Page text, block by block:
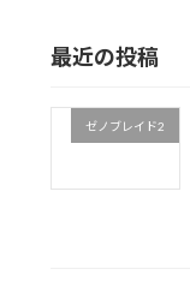
最近の投稿
ゼノブレイド2